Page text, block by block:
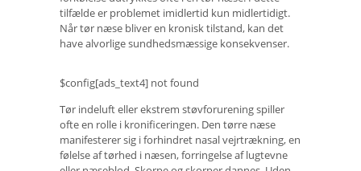
tilfælde er problemet imidlertid kun midlertidigt.
Når tør næse bliver en kronisk tilstand, kan det
have alvorlige sundhedsmæssige konsekvenser.
$config[ads_text4] not found
Tør indeluft eller ekstrem støvforurening spiller
ofte en rolle i kronificeringen. Den tørre næse
manifesterer sig i forhindret nasal vejrtrækning, en
følelse af tørhed i næsen, forringelse af lugtevne